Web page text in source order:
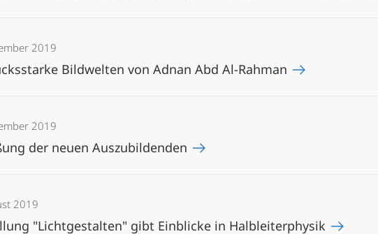
2019
Bildwelten von Adnan Abd Al-Rahman
2019
der neuen Auszubildenden
2019
"Lichtgestalten" gibt Einblicke in Halbleiterphysik